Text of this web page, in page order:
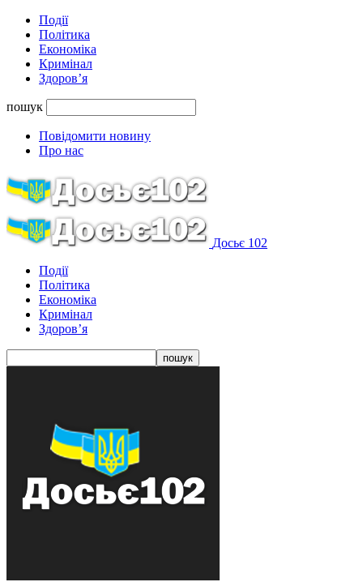
Події
Політика
Економіка
Кримінал
Здоров’я
пошук
Повідомити новину
Про нас
Досьє 102
Події
Політика
Економіка
Кримінал
Здоров’я